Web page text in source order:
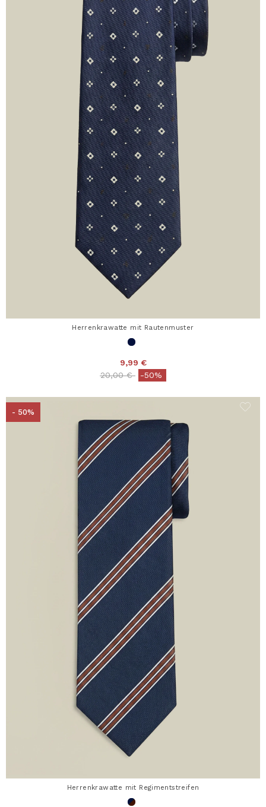
Herrenkrawatte mit Rautenmuster
9,99 €
Price reduced from
20,00 €to-50%
- 50%
Herrenkrawatte mit Regimentstreifen